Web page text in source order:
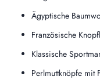
Ägyptische
Französische
Klassische
Perlmuttknöpfe mit